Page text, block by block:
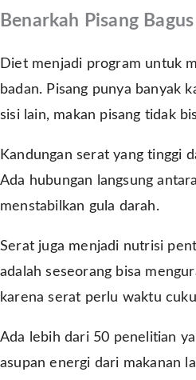
Benarkah Pisang
Diet menjadi program untuk
badan. Pisang punya banyak
sisi lain, makan pisang tidak
Kandungan serat yang tinggi
Ada hubungan langsung
menstabilkan gula darah.
Serat juga menjadi nutrisi
adalah seseorang bisa
karena serat perlu waktu
Ada lebih dari 50 penelitian
asupan energi dari makanan